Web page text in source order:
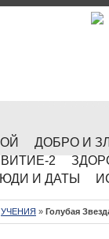
ДОБРО И
2
И ДАТЫ
УЧЕНИЯ » Голубая